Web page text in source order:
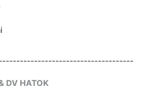
DV HATOK